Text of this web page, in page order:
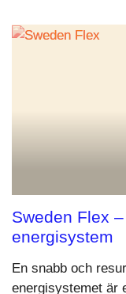
Sweden Flex
energisystem
En snabb och
energisystemet är